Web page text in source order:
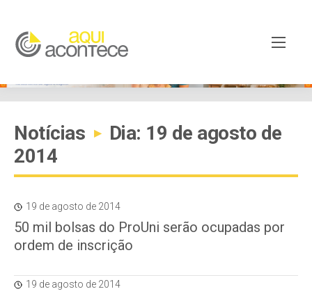
Notícias ▸
Dia: 19 de agosto de
2014
19 de agosto de 2014
50 mil bolsas do ProUni serão ocupadas por
ordem de inscrição
19 de agosto de 2014